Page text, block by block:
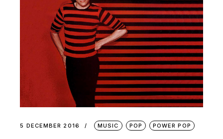
5 DECEMBER 2016 MUSIC POP POWER POP